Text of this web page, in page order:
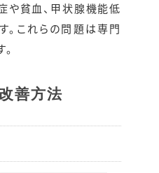
や貧血、甲状腺機能低
。これらの問題は専門
善方法